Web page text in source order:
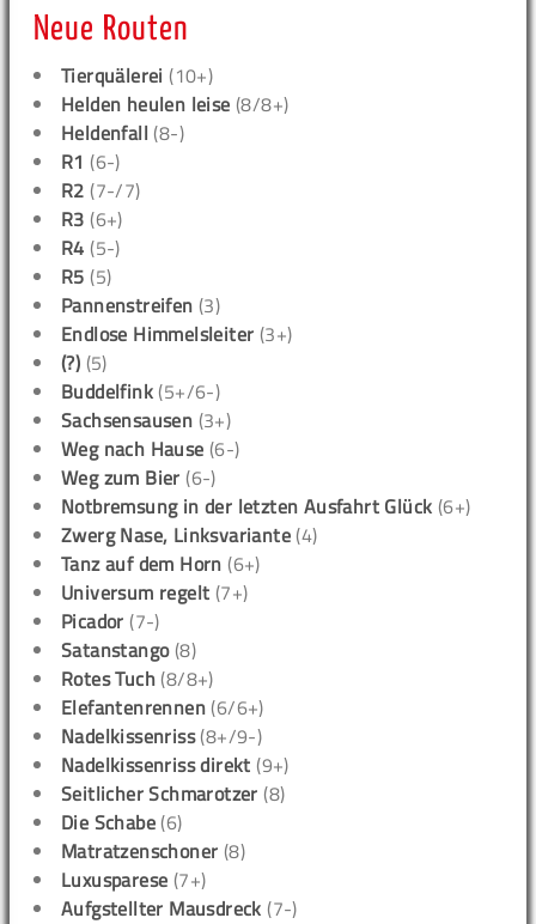
Neue Routen
Tierquälerei (10+)
Helden heulen leise (8/8+)
Heldenfall (8-)
R1 (6-)
R2 (7-/7)
R3 (6+)
R4 (5-)
R5 (5)
Pannenstreifen (3)
Endlose Himmelsleiter (3+)
(?) (5)
Buddelfink (5+/6-)
Sachsensausen (3+)
Weg nach Hause (6-)
Weg zum Bier (6-)
Notbremsung in der letzten Ausfahrt Glück (6+)
Zwerg Nase, Linksvariante (4)
Tanz auf dem Horn (6+)
Universum regelt (7+)
Picador (7-)
Satanstango(8)
Rotes Tuch (8/8+)
Elefantenrennen (6/6+)
Nadelkissenriss(8+/9-)
Nadelkissenriss direkt (9+)
Seitlicher Schmarotzer (8)
Die Schabe (6)
Matratzenschoner (8)
Luxusparese (7+)
Aufgstellter Mausdreck (7-)